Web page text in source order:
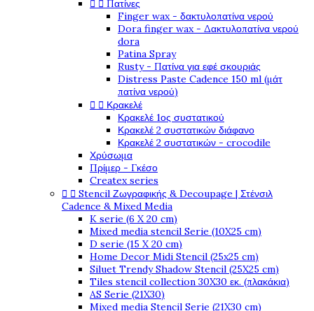
  Πατίνες
Finger wax - δακτυλοπατίνα νερού
Dora finger wax - Δακτυλοπατίνα νερού
dora
Patina Spray
Rusty - Πατίνα για εφέ σκουριάς
Distress Paste Cadence 150 ml (μάτ
πατίνα νερού)
  Κρακελέ
Κρακελέ 1ος συστατικού
Κρακελέ 2 συστατικών διάφανο
Κρακελέ 2 συστατικών - crocodile
Χρύσωμα
Πρίμερ - Γκέσο
Createx series
  Stencil Ζωγραφικής & Decoupage | Στένσιλ
Cadence & Mixed Media
K serie (6 X 20 cm)
Mixed media stencil Serie (10X25 cm)
D serie (15 X 20 cm)
Home Decor Midi Stencil (25x25 cm)
Siluet Trendy Shadow Stencil (25X25 cm)
Tiles stencil collection 30X30 εκ. (πλακάκια)
AS Serie (21X30)
Mixed media Stencil Serie (21X30 cm)